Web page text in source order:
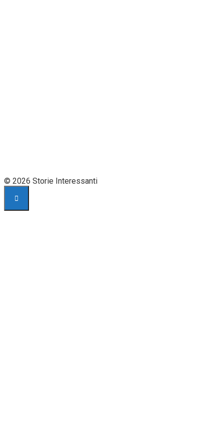
© 2026 Storie Interessanti